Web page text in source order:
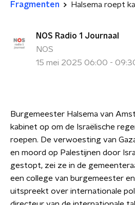
Fragmenten
NOS Radio 1 Journaal
NOS
15 mei 2025 06:00 -
Burgemeester Halsema van
kabinet op om de Israëlische
roepen. De verwoesting van
en moord op Palestijnen door
gestopt, zei ze in de
een college van burgemeester
uitspreekt over internationale